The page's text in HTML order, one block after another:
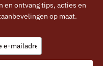
en ontvang tips, acties en
op maat.
your
email